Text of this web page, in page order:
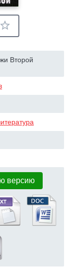
Второй
версию